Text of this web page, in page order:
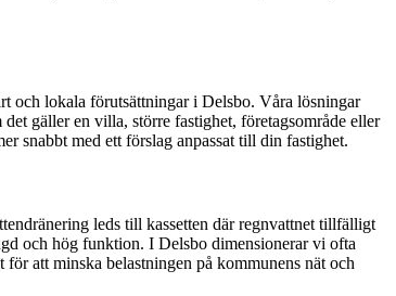
och lokala förutsättningar i Delsbo. Våra lösningar
gäller en villa, större fastighet, företagsområde eller
snabbt med ett förslag anpassat till din fastighet.
leds till kassetten där regnvattnet tillfälligt
och hög funktion. I Delsbo dimensionerar vi ofta
att minska belastningen på kommunens nät och